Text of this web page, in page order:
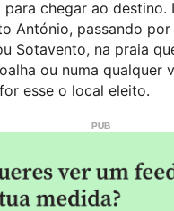
chegar ao destino.
António, passando
Sotavento, na praia
ou numa qualquer
esse o local eleito.